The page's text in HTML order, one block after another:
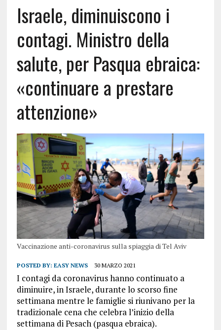
Israele, diminuiscono i
contagi. Ministro della
salute, per Pasqua ebraica:
«continuare a prestare
attenzione»
Vaccinazione anti-coronavirus sulla spiaggia di Tel Aviv
POSTED BY: EASY NEWS 30 MARZO 2021
I contagi da coronavirus hanno continuato a
diminuire, in Israele, durante lo scorso fine
settimana mentre le famiglie si riunivano per la
tradizionale cena che celebra l’inizio della
settimana di Pesach (pasqua ebraica).